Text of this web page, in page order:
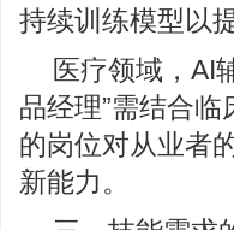
持续训练模型以
医疗领域，AI
品经理”需结合
的岗位对从业者
新能力。